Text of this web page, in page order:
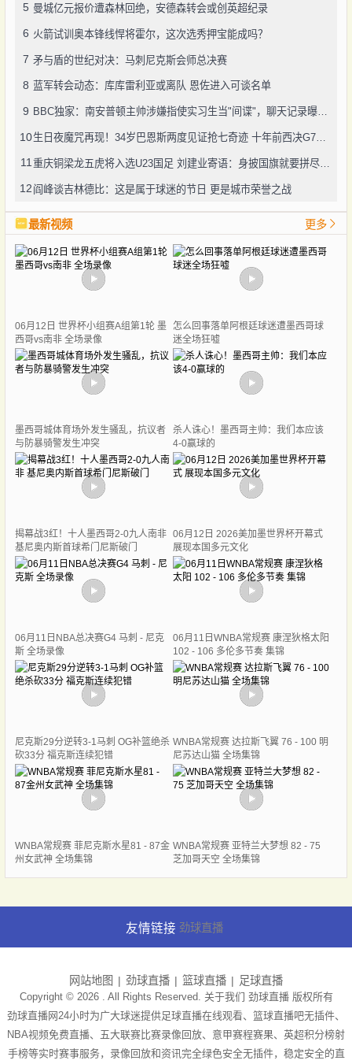
5 曼城亿元报价遭森林回绝，安德森转会或创英超纪录
6 火箭试训奥本锋线悍将霍尔，这次选秀押宝能成吗？
7 矛与盾的世纪对决：马刺尼克斯会师总决赛
8 蓝军转会动态：库库雷利亚或离队 恩佐进入可谈名单
9 BBC独家：南安普顿主帅涉嫌指使实习生当"间谍"，聊天记录曝光引轩然大波
10 生日夜魔咒再现！34岁巴恩斯两度见证抢七奇迹 十年前西决G7也曾送雷霆回家
11 重庆铜梁龙五虎将入选U23国足 刘建业寄语：身披国旗就要拼尽全力
12 阎峰谈吉林德比：这是属于球迷的节日 更是城市荣誉之战
最新视频 更多
06月12日 世界杯小组赛A组第1轮 墨
西哥vs南非 全场录像
怎么回事落单阿根廷球迷遭墨西哥球
迷全场狂嘘
墨西哥城体育场外发生骚乱，抗议者
与防暴骑警发生冲突
杀人诛心！墨西哥主帅：我们本应该
4-0赢球的
揭幕战3红！十人墨西哥2-0九人南非
基尼奥内斯首球希门尼斯破门
06月12日 2026美加墨世界杯开幕式
展现本国多元文化
06月11日NBA总决赛G4 马刺 - 尼克
斯 全场录像
06月11日WNBA常规赛 康涅狄格太阳
102 - 106 多伦多节奏 集锦
尼克斯29分逆转3-1马刺 OG补篮绝杀
砍33分 福克斯连续犯错
WNBA常规赛 达拉斯飞翼 76 - 100 明
尼苏达山猫 全场集锦
WNBA常规赛 菲尼克斯水星81 - 87金
州女武神 全场集锦
WNBA常规赛 亚特兰大梦想 82 - 75
芝加哥天空 全场集锦
友情链接 劲球直播
网站地图 劲球直播 篮球直播 足球直播
Copyright © 2026 . All Rights Reserved. 关于我们 劲球直播版权所有
劲球直播网24小时为广大球迷提供足球直播在线观看、篮球直播吧无插件、
NBA视频免费直播、五大联赛比赛录像回放、意甲赛程赛果、英超积分榜射
手榜等实时赛事服务，录像回放和资讯完全绿色安全无插件，稳定安全的直